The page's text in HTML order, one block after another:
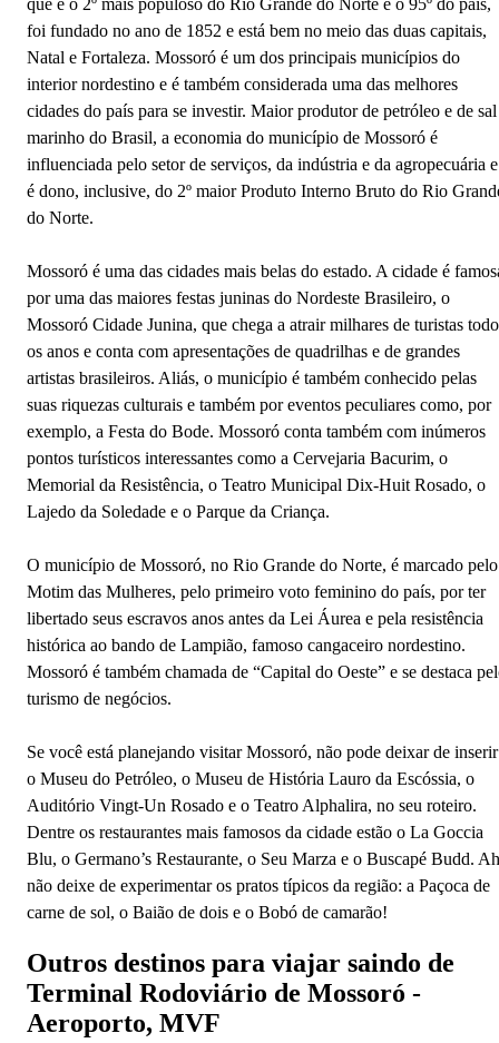
foi fundado no ano de 1852 e está bem no meio das duas capitais,
Natal e Fortaleza. Mossoró é um dos principais municípios do
interior nordestino e é também considerada uma das melhores
cidades do país para se investir. Maior produtor de petróleo e de sal
marinho do Brasil, a economia do município de Mossoró é
influenciada pelo setor de serviços, da indústria e da agropecuária e
é dono, inclusive, do 2º maior Produto Interno Bruto do Rio
do Norte.
Mossoró é uma das cidades mais belas do estado. A cidade é
por uma das maiores festas juninas do Nordeste Brasileiro, o
Mossoró Cidade Junina, que chega a atrair milhares de turistas
os anos e conta com apresentações de quadrilhas e de grandes
artistas brasileiros. Aliás, o município é também conhecido pelas
suas riquezas culturais e também por eventos peculiares como, por
exemplo, a Festa do Bode. Mossoró conta também com inúmeros
pontos turísticos interessantes como a Cervejaria Bacurim, o
Memorial da Resistência, o Teatro Municipal Dix-Huit Rosado, o
Lajedo da Soledade e o Parque da Criança.
O município de Mossoró, no Rio Grande do Norte, é marcado pelo
Motim das Mulheres, pelo primeiro voto feminino do país, por ter
libertado seus escravos anos antes da Lei Áurea e pela resistência
histórica ao bando de Lampião, famoso cangaceiro nordestino.
Mossoró é também chamada de “Capital do Oeste” e se destaca
turismo de negócios.
Se você está planejando visitar Mossoró, não pode deixar de inserir
o Museu do Petróleo, o Museu de História Lauro da Escóssia, o
Auditório Vingt-Un Rosado e o Teatro Alphalira, no seu roteiro.
Dentre os restaurantes mais famosos da cidade estão o La Goccia
Blu, o Germano’s Restaurante, o Seu Marza e o Buscapé Budd.
não deixe de experimentar os pratos típicos da região: a Paçoca de
carne de sol, o Baião de dois e o Bobó de camarão!
Outros destinos para viajar saindo de
Terminal Rodoviário de Mossoró -
Aeroporto, MVF